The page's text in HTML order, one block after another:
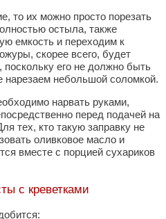
то их можно просто порезать
остыла, также
емкость и переходим к
скорее всего, будет
поскольку его не должно быть
нарезаем небольшой соломкой.
нарвать руками,
перед подачей на
тех, кто такую заправку не
оливковое масло и
вместе с порцией сухариков
с креветками